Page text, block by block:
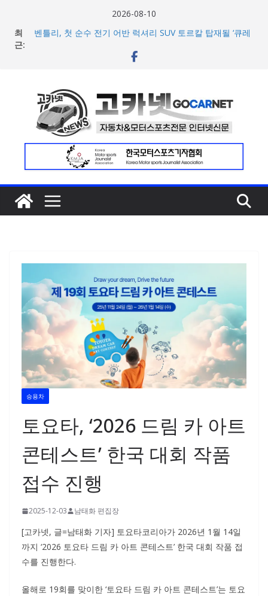
2026-08-10
최
근:
벤틀리, 첫 순수 전기 어반 럭셔리 SUV 토르칼 탑재될 ‘큐레
벤틀리서울, 광주 신세계백화점에서 호남지역 최초 브랜드
며 본격 대회 준비 돌입
현대차·기아, ‘2026 레드닷 어워드’에서 최우수상 2개·본상
15개 수상
[신차] BMW, 8월 온라인 한정 에디션 3종 출시… 11일
‘BMW 샵 온라인’ 판매 개시
승용차
토요타, ‘2026 드림 카 아트
콘테스트’ 한국 대회 작품
접수 진행
2025-12-03 남태화 편집장
[고카넷, 글=남태화 기자] 토요타코리아가 2026년 1월 14일
까지 ‘2026 토요타 드림 카 아트 콘테스트’ 한국 대회 작품 접
수를 진행한다.
올해로 19회를 맞이한 ‘토요타 드림 카 아트 콘테스트’는 토요